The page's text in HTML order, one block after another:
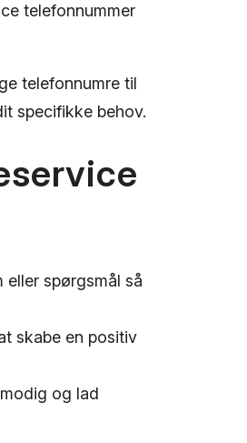
telefonnummer
telefonnumre til
specifikke behov.
spørgsmål så
skabe en positiv
og lad